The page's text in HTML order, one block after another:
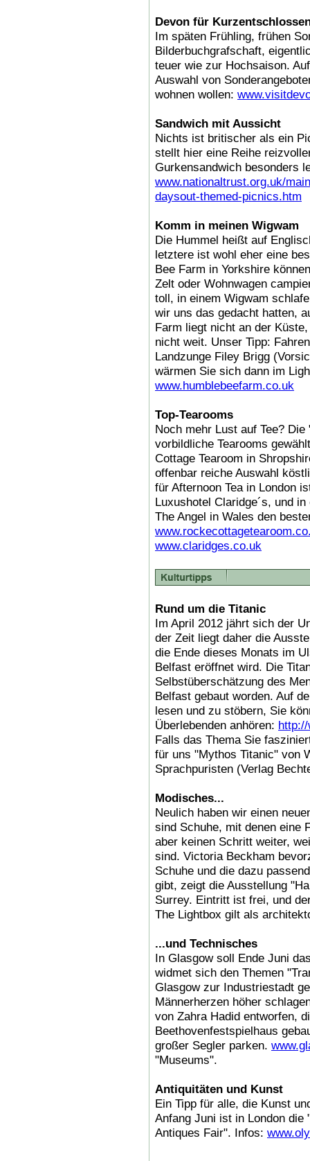
Devon für
Im späten Frühling, frühen
Bilderbuchgrafschaft,
teuer wie zur Hochsaison.
Auswahl von
wohnen wollen:
Sandwich mit Aussicht
Nichts ist britischer als ein
stellt hier eine Reihe
Gurkensandwich besonders
www.nationaltrust.org.uk/
daysout-themed-picnics.htm
Komm in meinen Wigwam
Die Hummel heißt auf
letztere ist wohl eher eine
Bee Farm in Yorkshire
Zelt oder Wohnwagen
toll, in einem Wigwam
wir uns das gedacht hatten,
Farm liegt nicht an der
nicht weit. Unser Tipp:
Landzunge Filey Brigg
wärmen Sie sich dann im
www.humblebeefarm.co.uk
Top-Tearooms
Noch mehr Lust auf Tee?
vorbildliche Tearooms
Cottage Tearoom in
offenbar reiche Auswahl
für Afternoon Tea in London
Luxushotel Claridge´s, und
The Angel in Wales den
www.claridges.co.uk
Rund um die Titanic
Im April 2012 jährt sich der
der Zeit liegt daher die
die Ende dieses Monats im
Belfast eröffnet wird. Die
Selbstüberschätzung des
Belfast gebaut worden. Auf
lesen und zu stöbern, Sie
Überlebenden anhören:
Falls das Thema Sie
für uns "Mythos Titanic" von
Sprachpuristen (Verlag
Modisches...
Neulich haben wir einen
sind Schuhe, mit denen eine
aber keinen Schritt weiter,
sind. Victoria Beckham
Schuhe und die dazu
gibt, zeigt die Ausstellung
Surrey. Eintritt ist frei, und
The Lightbox gilt als
...und Technisches
In Glasgow soll Ende Juni
widmet sich den Themen
Glasgow zur Industriestadt
Männerherzen höher
von Zahra Hadid entworfen,
Beethovenfestspielhaus
großer Segler parken.
"Museums".
Antiquitäten und Kunst
Ein Tipp für alle, die Kunst
Anfang Juni ist in London die
Antiques Fair". Infos: